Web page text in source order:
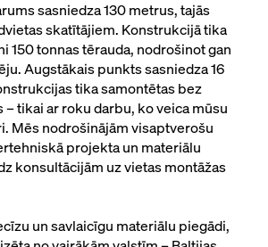
sasniedza 130 metrus, tajās
skatītājiem. Konstrukcijā tika
150 tonnas tērauda, nodrošinot gan
Augstākais punkts sasniedza 16
tika samontētas bez
tikai ar roku darbu, ko veica mūsu
Mēs nodrošinājām visaptverošu
projekta un materiālu
konsultācijām uz vietas montāžas
un savlaicīgu materiālu piegādi,